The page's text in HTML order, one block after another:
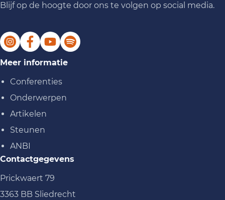
Blijf op de hoogte door ons te volgen op social media.
Meer informatie
Conferenties
Onderwerpen
Artikelen
Steunen
ANBI
Contactgegevens
Prickwaert 79
3363 BB Sliedrecht